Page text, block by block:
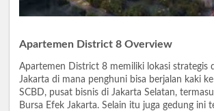
Apartemen District 8 Overview
Apartemen District 8 memiliki lokasi strategis
Jakarta di mana penghuni bisa berjalan kaki
SCBD, pusat bisnis di Jakarta Selatan,
Bursa Efek Jakarta. Selain itu juga gedung ini